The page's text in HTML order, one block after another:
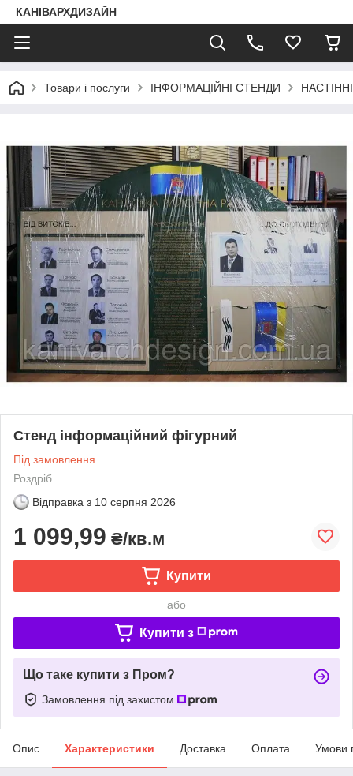
КАНІВАРХДИЗАЙН
Товари і послуги ІНФОРМАЦІЙНІ СТЕНДИ
Стенд інформаційний фігурний
Під замовлення
Роздріб
Відправка з 10 серпня 2026
1 099,99 ₴/кв.м
Купити
або
Купити з
Що таке купити з Пром?
Замовлення під захистом
Опис Характеристики Доставка Оплата Умови